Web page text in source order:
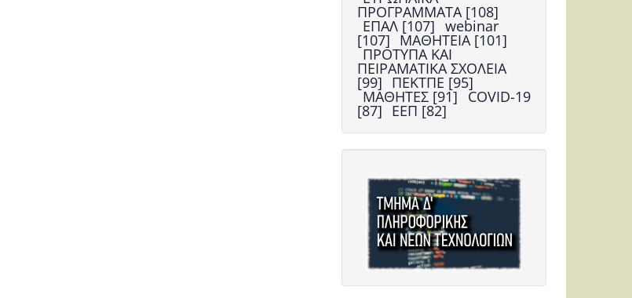
ΠΡΟΓΡΑΜΜΑΤΑ [108]
ΕΠΑΛ [107] webinar
[107] ΜΑΘΗΤΕΙΑ [101]
ΠΡΟΤΥΠΑ ΚΑΙ
ΠΕΙΡΑΜΑΤΙΚΑ ΣΧΟΛΕΙΑ
[99] ΠΕΚΤΠΕ [95]
ΜΑΘΗΤΕΣ [91] COVID-19
[87] ΕΕΠ [82]